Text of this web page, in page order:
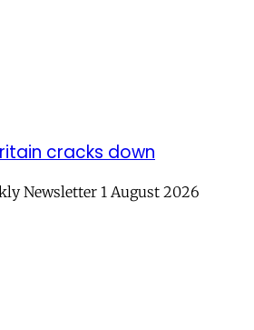
cracks down
Newsletter 1 August 2026